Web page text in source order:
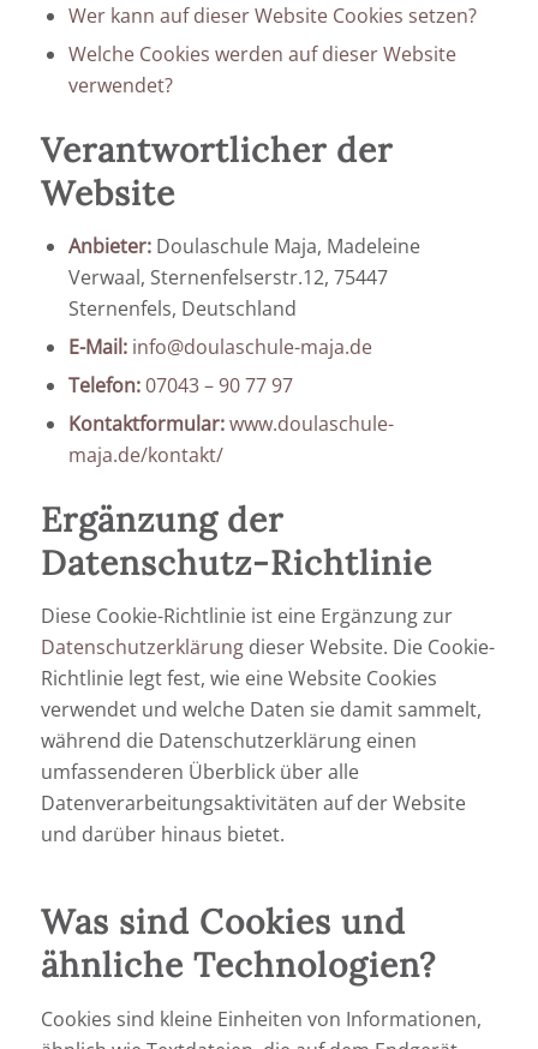
Wer kann auf dieser Website Cookies setzen?
Welche Cookies werden auf dieser Website
verwendet?
Verantwortlicher der
Website
Anbieter: Doulaschule Maja, Madeleine
Verwaal, Sternenfelserstr.12, 75447
Sternenfels, Deutschland
E-Mail: info@doulaschule-maja.de
Telefon:07043 – 90 77 97
Kontaktformular:www.doulaschule-
maja.de/kontakt/
Ergänzung der
Datenschutz-Richtlinie
Diese Cookie-Richtlinie ist eine Ergänzung zur
Datenschutzerklärungdieser Website. Die Cookie-
Richtlinie legt fest, wie eine Website Cookies
verwendet und welche Daten sie damit sammelt,
während die Datenschutzerklärung einen
umfassenderen Überblick über alle
Datenverarbeitungsaktivitäten auf der Website
und darüber hinaus bietet.
Was sind Cookies und
ähnliche Technologien?
Cookies sind kleine Einheiten von Informationen,